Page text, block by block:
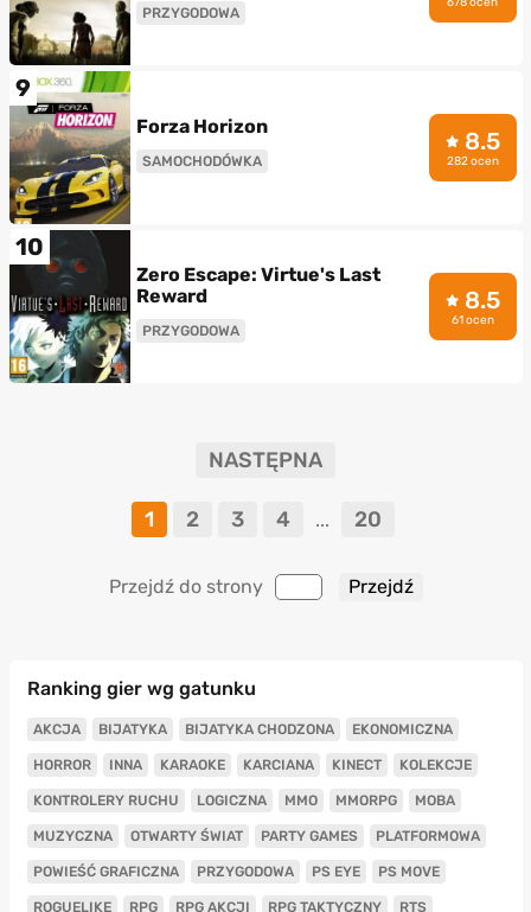
PRZYGODOWA
9
Forza Horizon
SAMOCHODÓWKA
8.5
282 ocen
10
Zero Escape: Virtue's Last
Reward
PRZYGODOWA
8.5
61 ocen
NASTĘPNA
1 2 3 4 ... 20
Przejdź do strony
Ranking gier wg gatunku
AKCJA BIJATYKA BIJATYKA CHODZONA EKONOMICZNA
HORROR INNA KARAOKE KARCIANA KINECT KOLEKCJE
KONTROLERY RUCHU LOGICZNA MMO MMORPG MOBA
MUZYCZNA OTWARTY ŚWIAT PARTY GAMES PLATFORMOWA
POWIEŚĆ GRAFICZNA PRZYGODOWA PS EYE PS MOVE
ROGUELIKE RPG RPG AKCJI RPG TAKTYCZNY RTS